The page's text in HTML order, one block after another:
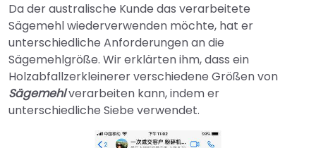
Da der australische Kunde das verarbeitete
Sägemehl wiederverwenden möchte, hat er
unterschiedliche Anforderungen an die
Sägemehlgröße. Wir erklärten ihm, dass ein
Holzabfallzerkleinerer verschiedene Größen von
Sägemehlverarbeiten kann, indem er
unterschiedliche Siebe verwendet.